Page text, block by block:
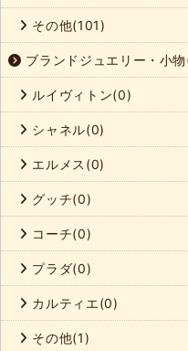
その他(101)
ブランドジュエリー・小
ルイヴィトン(0)
シャネル(0)
エルメス(0)
グッチ(0)
コーチ(0)
プラダ(0)
カルティエ(0)
その他(1)